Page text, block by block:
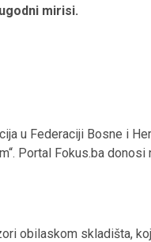
mirisi.
u Federaciji Bosne i
Portal Fokus.ba
obilaskom skladišta,